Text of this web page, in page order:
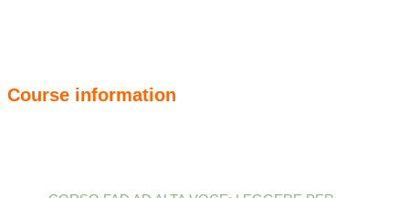
Course information